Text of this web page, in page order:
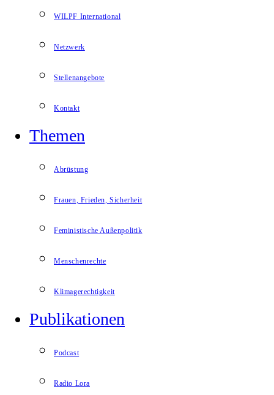
WILPF International
Netzwerk
Stellenangebote
Kontakt
Themen
Abrüstung
Frauen, Frieden, Sicherheit
Feministische Außenpolitik
Menschenrechte
Klimagerechtigkeit
Publikationen
Podcast
Radio Lora